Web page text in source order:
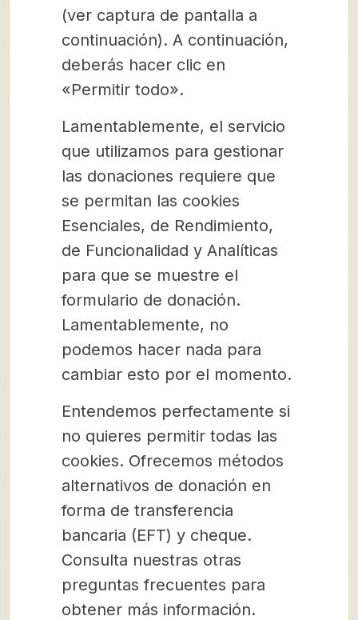
(ver captura de pantalla a
continuación). A continuación,
deberás hacer clic en
«Permitir todo».
Lamentablemente, el servicio
que utilizamos para gestionar
las donaciones requiere que
se permitan las cookies
Esenciales, de Rendimiento,
de Funcionalidad y Analíticas
para que se muestre el
formulario de donación.
Lamentablemente, no
podemos hacer nada para
cambiar esto por el momento.
Entendemos perfectamente si
no quieres permitir todas las
cookies. Ofrecemos métodos
alternativos de donación en
forma de transferencia
bancaria (EFT) y cheque.
Consulta nuestras otras
preguntas frecuentes para
obtener más información.